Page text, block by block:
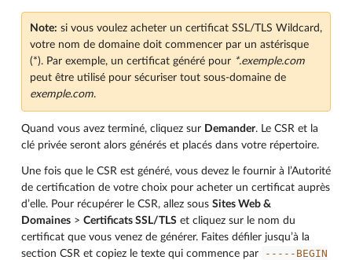
Note: si vous voulez acheter un certificat SSL/TLS Wildcard,
votre nom de domaine doit commencer par un astérisque
(*). Par exemple, un certificat généré pour *.exemple.com
peut être utilisé pour sécuriser tout sous-domaine de
exemple.com.
Quand vous avez terminé, cliquez sur Demander. Le CSR et la
clé privée seront alors générés et placés dans votre répertoire.
Une fois que le CSR est généré, vous devez le fournir à l’Autorité
de certification de votre choix pour acheter un certificat auprès
d’elle. Pour récupérer le CSR, allez sous Sites Web &
Domaines > Certificats SSL/TLS et cliquez sur le nom du
certificat que vous venez de générer. Faites défiler jusqu’à la
section CSR et copiez le texte qui commence par
-----BEGIN